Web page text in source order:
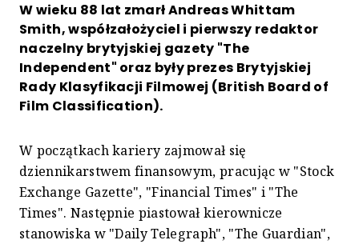
W wieku 88 lat zmarł Andreas Whittam
Smith, współzałożyciel i pierwszy redaktor
naczelny brytyjskiej gazety "The
Independent" oraz były prezes Brytyjskiej
Rady Klasyfikacji Filmowej (British Board of
Film Classification).
W początkach kariery zajmował się
dziennikarstwem finansowym, pracując w "Stock
Exchange Gazette", "Financial Times" i "The
Times". Następnie piastował kierownicze
stanowiska w "Daily Telegraph", "The Guardian",